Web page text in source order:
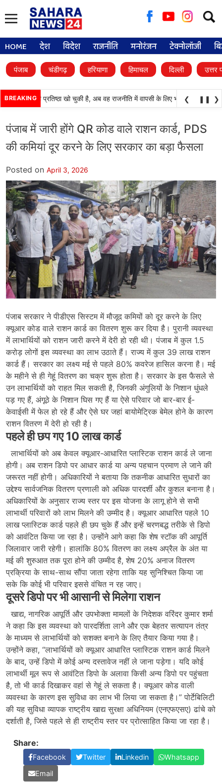
for:
HOME देश विदेश राजनीति मनोरंजन टेक्नोलॉजी
पंजाब चंडीगढ़ हरियाणा हिमाचल दिल्ली उत्तर
BREAKING
दल) अपनी प्रतिष्ठा खो चुकी है, अब वह राजनीति में वापसी के लिए भाजपा से समझौता
❮ ❚❚ ❯
पंजाब में जारी होंगे QR कोड वाले राशन कार्ड, PDS
की कमियां दूर करने के लिए सरकार का बड़ा फैसला
Posted on April 3, 2026
पंजाब सरकार ने पीडीएस सिस्टम में मौजूद कमियों को दूर करने के लिए
क्यूआर कोड वाले राशन कार्ड का वितरण शुरू कर दिया है। पुरानी व्यवस्था
में लाभार्थियों को राशन जारी करने में देरी हो रही थी। पंजाब में कुल 1.5
करोड़ लोगों इस व्यवस्था का लाभ उठाते हैं। राज्य में कुल 39 लाख राशन
कार्ड हैं। सरकार का लक्ष्य मई से पहले 80% कवरेज हासिल करना है। मई
के महीने से ही गेहूं वितरण का चक्र शुरू होता है। सरकार के इस फैसले से
उन लाभार्थियों को राहत मिल सकती है, जिनकी अंगुलियों के निशान धुंधले
पड़ गए हैं, अंगूठे के निशान घिस गए हैं या ऐसे परिवार जो बार-बार ई-
केवाईसी में फेल हो रहे हैं और ऐसे घर जहां बायोमेट्रिक बेमेल होने के कारण
राशन वितरण में देरी हो रही है।
पहले ही छप गए 10 लाख कार्ड
लाभार्थियों को अब केवल क्यूआर-आधारित प्लास्टिक राशन कार्ड ले जाना
होगी। अब राशन डिपो पर आधार कार्ड या अन्य पहचान प्रमाण ले जाने की
जरूरत नहीं होगी। अधिकारियों ने बताया कि तकनीक आधारित सुधारों का
उद्देश्य सार्वजनिक वितरण प्रणाली को अधिक पारदर्शी और कुशल बनाना है।
अधिकारियों के अनुसार राज्य स्तर पर इस योजना के लागू होने से सभी
लाभार्थी परिवारों को लाभ मिलने की उम्मीद है। क्यूआर आधारित पहले 10
लाख प्लास्टिक कार्ड पहले ही छप चुके हैं और इन्हें चरणबद्ध तरीके से डिपो
को आवंटित किया जा रहा है। उन्होंने आगे कहा कि शेष स्टॉक की आपूर्ति
जिलावार जारी रहेगी। हालांकि 80% वितरण का लक्ष्य अप्रैल के अंत या
मई की शुरुआत तक पूरा होने की उम्मीद है, शेष 20% अनाज वितरण
प्रक्रिया के साथ-साथ सौंपा जाता रहेगा ताकि यह सुनिश्चित किया जा
सके कि कोई भी परिवार इससे वंचित न रह जाए।
दूसरे डिपो पर भी आसानी से मिलेगा राशन
खाद्य, नागरिक आपूर्ति और उपभोक्ता मामलों के निदेशक वरिंदर कुमार शर्मा
ने कहा कि इस व्यवस्था को पारदर्शिता लाने और एक बेहतर सत्यापन तंत्र
के माध्यम से लाभार्थियों को सशक्त बनाने के लिए तैयार किया गया है।
उन्होंने कहा, “लाभार्थियों को क्यूआर आधारित प्लास्टिक राशन कार्ड मिलने
के बाद, उन्हें डिपो में कोई अन्य दस्तावेज नहीं ले जाना पड़ेगा। यदि कोई
लाभार्थी मूल रूप से आवंटित डिपो के अलावा किसी अन्य डिपो पर पहुंचता
है, तो भी कार्ड दिखाकर वहां से गेहूं ले सकता है। क्यूआर कोड वाली
व्यवस्था के कारण इस सुविधा का लाभ भी लिया जा सकता है।” पोर्टेबिलिटी
की यह सुविधा व्यापक राष्ट्रीय खाद्य सुरक्षा अधिनियम (एनएफएसए) ढांचे को
दर्शाती है, जिसे पहले से ही राष्ट्रीय स्तर पर प्रोत्साहित किया जा रहा है।
Share:
Facebook Twitter Linkedin
Whatsapp
Email